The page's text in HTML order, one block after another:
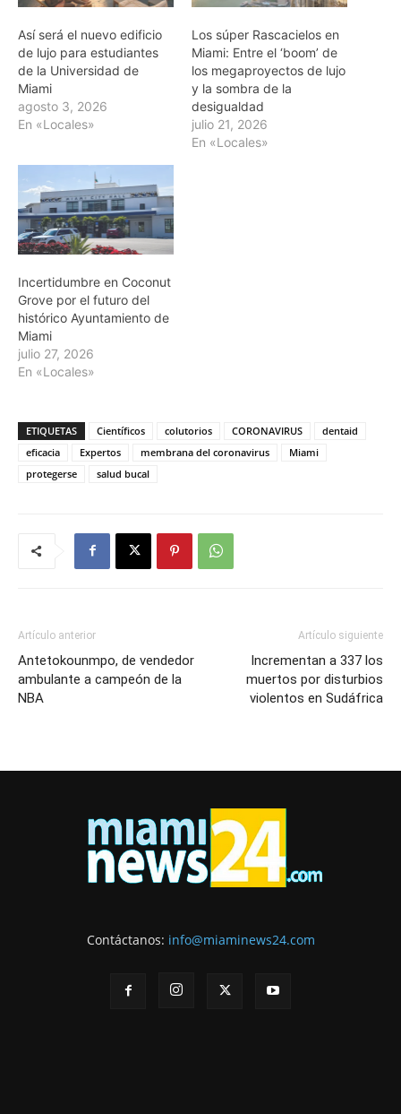
Así será el nuevo edificio
de lujo para estudiantes
de la Universidad de
Miami
agosto 3, 2026
En «Locales»
Los súper Rascacielos en
Miami: Entre el ‘boom’ de
los megaproyectos de lujo
y la sombra de la
desigualdad
julio 21, 2026
En «Locales»
Incertidumbre en Coconut
Grove por el futuro del
histórico Ayuntamiento de
Miami
julio 27, 2026
En «Locales»
ETIQUETAS Científicos colutorios CORONAVIRUS
dentaid
eficacia
Expertos membrana del coronavirus
Miami
protegerse
salud bucal
Artículo anterior
Antetokounmpo, de vendedor
ambulante a campeón de la
NBA
Artículo siguiente
Incrementan a 337 los
muertos por disturbios
violentos en Sudáfrica
Contáctanos: info@miaminews24.com